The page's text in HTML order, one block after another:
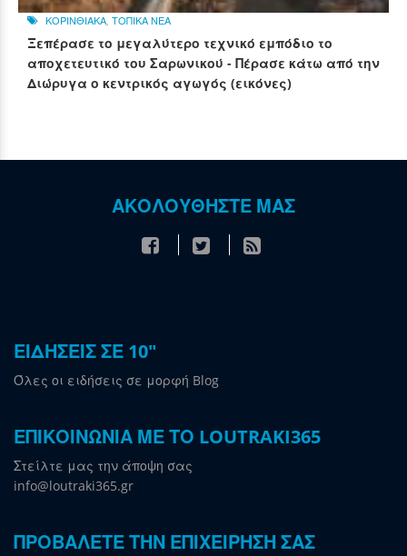
ΚΟΡΙΝΘΙΑΚΑ, ΤΟΠΙΚΑ ΝΕΑ
Ξεπέρασε το μεγαλύτερο τεχνικό εμπόδιο το
αποχετευτικό του Σαρωνικού - Πέρασε κάτω από την
Διώρυγα ο κεντρικός αγωγός (εικόνες)
ΑΚΟΛΟΥΘΗΣΤΕ ΜΑΣ
ΕΙΔΗΣΕΙΣ ΣΕ 10"
Όλες οι ειδήσεις σε μορφή Blog
ΕΠΙΚΟΙΝΩΝΙΑ ΜΕ ΤΟ LOUTRAKI365
Στείλτε μας την άποψη σας
info@loutraki365.gr
ΠΡΟΒΑΛΕΤΕ ΤΗΝ ΕΠΙΧΕΙΡΗΣΗ ΣΑΣ